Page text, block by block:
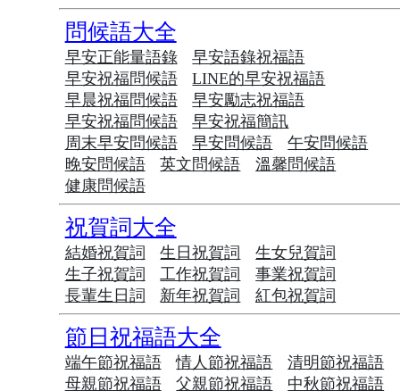
問候語大全
早安正能量語錄
早安語錄祝福語
早安祝福問候語
LINE的早安祝福語
早晨祝福問候語
早安勵志祝福語
早安祝福問候語
早安祝福簡訊
周末早安問候語
早安問候語
午安問候語
晚安問候語
英文問候語
溫馨問候語
健康問候語
祝賀詞大全
結婚祝賀詞 生日祝賀詞
生女兒賀詞
生子祝賀詞
工作祝賀詞
事業祝賀詞
長輩生日詞
新年祝賀詞 紅包祝賀詞
節日祝福語大全
端午節祝福語 情人節祝福語
清明節祝福語
母親節祝福語
父親節祝福語 中秋節祝福語